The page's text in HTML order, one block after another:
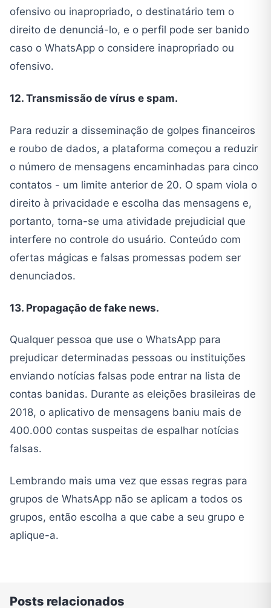
ofensivo ou inapropriado, o destinatário tem o
direito de denunciá-lo, e o perfil pode ser banido
caso o WhatsApp o considere inapropriado ou
ofensivo.
12. Transmissão de vírus e spam.
Para reduzir a disseminação de golpes financeiros
e roubo de dados, a plataforma começou a reduzir
o número de mensagens encaminhadas para cinco
contatos - um limite anterior de 20. O spam viola o
direito à privacidade e escolha das mensagens e,
portanto, torna-se uma atividade prejudicial que
interfere no controle do usuário. Conteúdo com
ofertas mágicas e falsas promessas podem ser
denunciados.
13. Propagação de fake news.
Qualquer pessoa que use o WhatsApp para
prejudicar determinadas pessoas ou instituições
enviando notícias falsas pode entrar na lista de
contas banidas. Durante as eleições brasileiras de
2018, o aplicativo de mensagens baniu mais de
400.000 contas suspeitas de espalhar notícias
falsas.
Lembrando mais uma vez que essas regras para
grupos de WhatsApp não se aplicam a todos os
grupos, então escolha a que cabe a seu grupo e
aplique-a.
Posts relacionados